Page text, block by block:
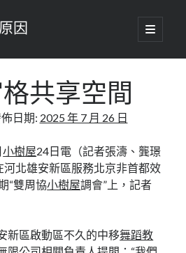
因
開
啟
要
共享空間
日期: 2025 年 7 月 26 日
小樹屋24日電（記者張濤、龔璟
北雄安新區服務北京非首都效
“雙周協小樹屋調會”上，記者
新區啟動區不久的中移舞蹈教